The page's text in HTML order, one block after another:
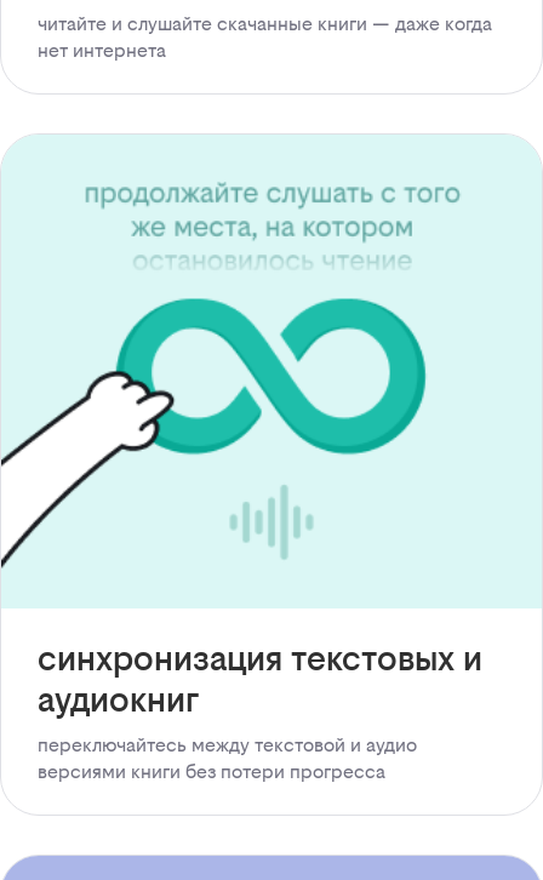
читайте и слушайте скачанные книги — даже когда
нет интернета
синхронизация текстовых и
аудиокниг
переключайтесь между текстовой и аудио
версиями книги без потери прогресса